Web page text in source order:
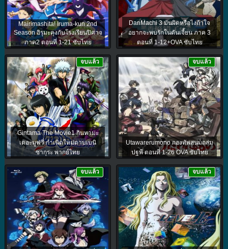
Mairimashita! Iruma-kun 2nd
Season อิรุมะคุงกับโรงเรียนปิศาจ
ภาค2 ตอนที่ 1-21 ซับไทย
DanMachi 3 มันผิดหรือไงถ้าใจ
อยากจะพบรักในดันเจี้ยน ภาค 3
ตอนที่ 1-12+OVA ซับไทย
Gintama The Movie1 กินทามะ
เดอะมูฟวี่ กำเนิดใหม่ดาบเบนิ
ซากุระ พากย์ไทย
จบแล้ว
Utawarerumono กองทัพสนมถล่ม
ปฐพี ตอนที่ 1-26 OVA ซับไทย
จบแล้ว
จบแล้ว จบแล้ว